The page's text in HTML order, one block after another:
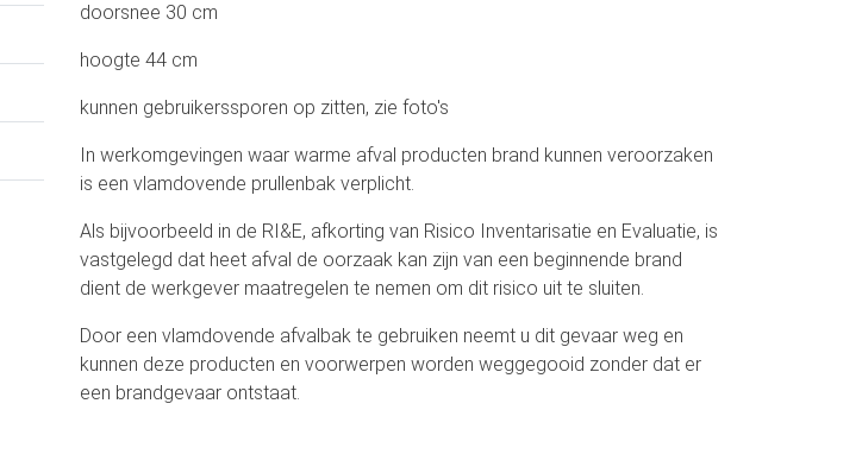
doorsnee 30 cm
hoogte 44 cm
kunnen gebruikerssporen op zitten, zie foto's
In werkomgevingen waar warme afval producten brand kunnen veroorzaken
is een vlamdovende prullenbak verplicht.
Als bijvoorbeeld in de RI&E, afkorting van Risico Inventarisatie en Evaluatie, is
vastgelegd dat heet afval de oorzaak kan zijn van een beginnende brand
dient de werkgever maatregelen te nemen om dit risico uit te sluiten.
Door een vlamdovende afvalbak te gebruiken neemt u dit gevaar weg en
kunnen deze producten en voorwerpen worden weggegooid zonder dat er
een brandgevaar ontstaat.